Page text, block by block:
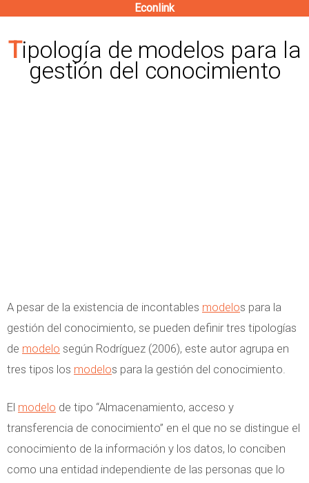
contenido
principal
Econlink
Tipología de modelos para la
gestión del conocimiento
A pesar de la existencia de incontables modelos para la
gestión del conocimiento, se pueden definir tres tipologías
de modelo según Rodríguez (2006), este autor agrupa en
tres tipos los modelos para la gestión del conocimiento.
El modelo de tipo “Almacenamiento, acceso y
transferencia de conocimiento” en el que no se distingue el
conocimiento de la información y los datos, lo conciben
como una entidad independiente de las personas que lo